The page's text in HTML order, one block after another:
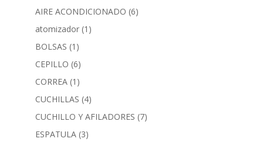
AIRE ACONDICIONADO (6)
atomizador (1)
BOLSAS (1)
CEPILLO (6)
CORREA (1)
CUCHILLAS (4)
CUCHILLO Y AFILADORES (7)
ESPATULA (3)